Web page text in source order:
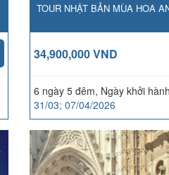
TOUR NHẬT BẢN MÙA HOA
34,900,000 VND
6 ngày 5 đêm, Ngày khởi
31/03; 07/04/2026